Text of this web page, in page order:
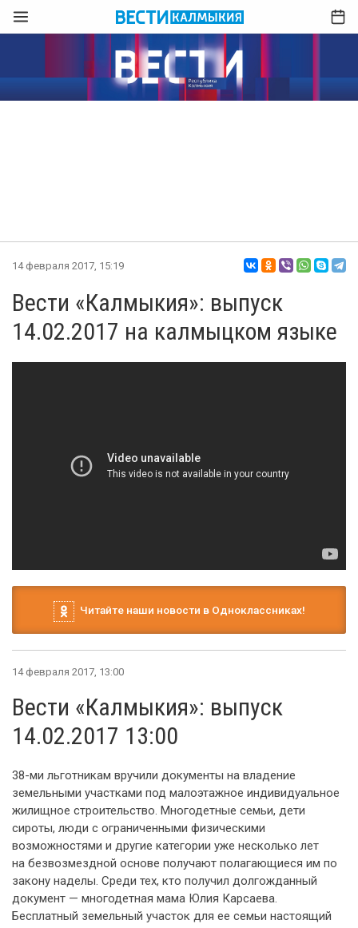
14 февраля 2017, 15:19
Вести «Калмыкия»: выпуск
14.02.2017 на калмыцком языке
Читайте наши новости в Одноклассниках!
14 февраля 2017, 13:00
Вести «Калмыкия»: выпуск
14.02.2017 13:00
38-ми льготникам вручили документы на владение
земельными участками под малоэтажное индивидуальное
жилищное строительство. Многодетные семьи, дети
сироты, люди с ограниченными физическими
возможностями и другие категории уже несколько лет
на безвозмездной основе получают полагающиеся им по
закону наделы. Среди тех, кто получил долгожданный
документ — многодетная мама Юлия Карсаева.
Бесплатный земельный участок для ее семьи настоящий